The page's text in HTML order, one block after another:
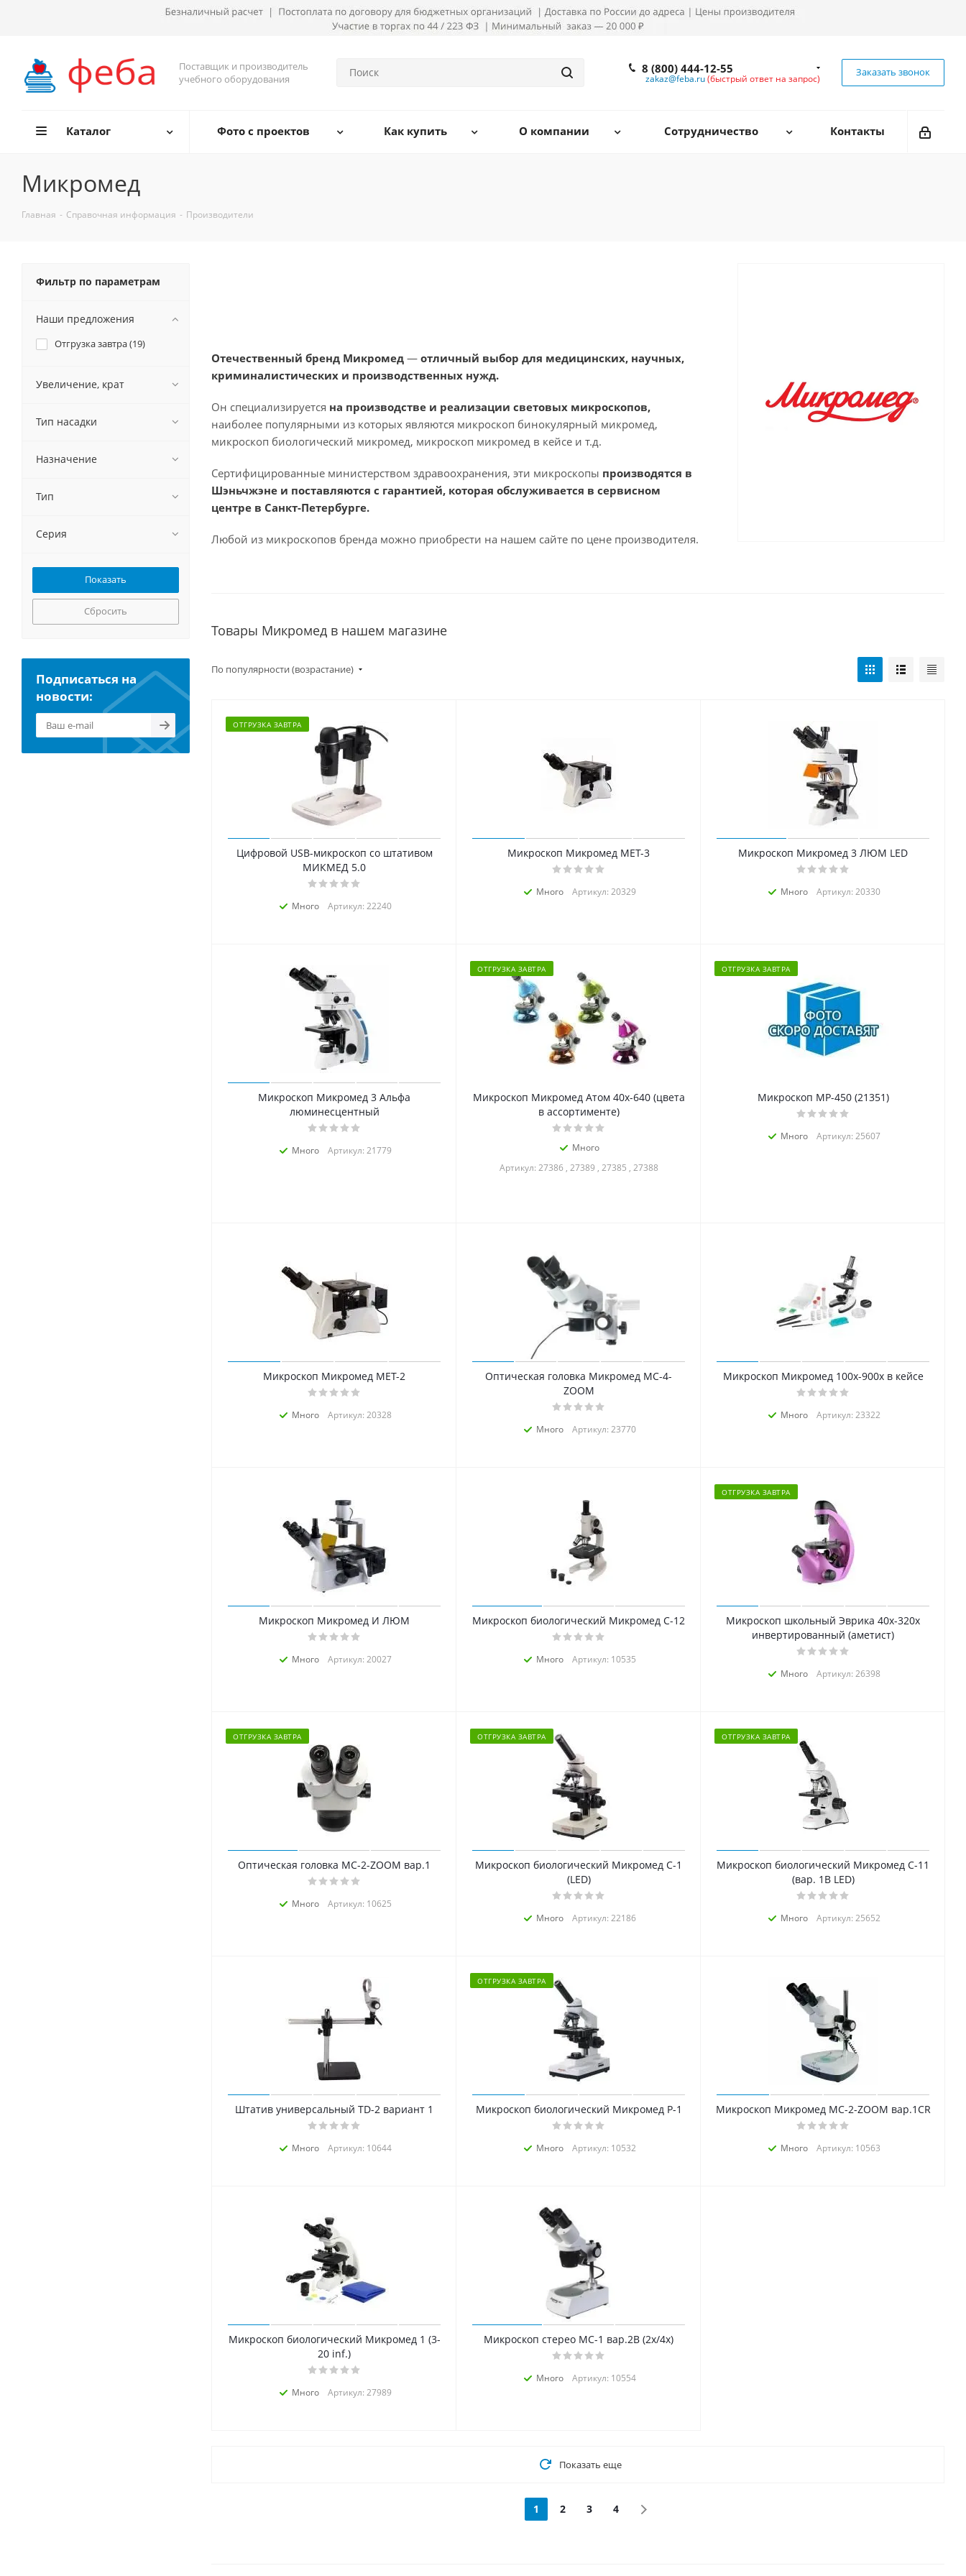
Поставщик и производитель
учебного оборудования
8 (800) 444-12-55
zakaz@feba.ru(быстрый ответ на запрос)
Заказать звонок
Каталог Фото с проектов Как купить О компании Сотрудничество Контакты
Микромед
Главная - Справочная информация - Производители
Отечественный бренд Микромед — отличный выбор для медицинских, научных,
криминалистических и производственных нужд.
Он специализируется на производстве и реализации световых микроскопов,
наиболее популярными из которых являются микроскоп бинокулярный микромед,
микроскоп биологический микромед, микроскоп микромед в кейсе и т.д.
Сертифицированные министерством здравоохранения, эти микроскопы производятся в
Шэньчжэне и поставляются с гарантией, которая обслуживается в сервисном
центре в Санкт-Петербурге.
Любой из микроскопов бренда можно приобрести на нашем сайте по цене производителя.
Товары Микромед в нашем магазине
По популярности (возрастание)
ОТГРУЗКА ЗАВТРА
Цифровой USB-микроскоп со штативом
МИКМЕД 5.0
Много Артикул: 22240
Микроскоп Микромед МЕТ-3
Много Артикул: 20329
Микроскоп Микромед 3 ЛЮМ LED
Много Артикул: 20330
Микроскоп Микромед 3 Альфа
люминесцентный
Много Артикул: 21779
ОТГРУЗКА ЗАВТРА
Микроскоп Микромед Атом 40x-640 (цвета
в ассортименте)
Много
Артикул: 27386 , 27389 , 27385 , 27388
ОТГРУЗКА ЗАВТРА
Микроскоп MP-450 (21351)
Много Артикул: 25607
Микроскоп Микромед МЕТ-2
Много Артикул: 20328
Оптическая головка Микромед МС-4-
ZOOM
Много Артикул: 23770
Микроскоп Микромед 100x-900x в кейсе
Много Артикул: 23322
Микроскоп Микромед И ЛЮМ
Много Артикул: 20027
Микроскоп биологический Микромед С-12
Много Артикул: 10535
ОТГРУЗКА ЗАВТРА
Микроскоп школьный Эврика 40х-320х
инвертированный (аметист)
Много Артикул: 26398
ОТГРУЗКА ЗАВТРА
Оптическая головка МС-2-ZOOM вар.1
Много Артикул: 10625
ОТГРУЗКА ЗАВТРА
Микроскоп биологический Микромед С-1
(LED)
Много Артикул: 22186
ОТГРУЗКА ЗАВТРА
Микроскоп биологический Микромед С-11
(вар. 1B LED)
Много Артикул: 25652
Штатив универсальный TD-2 вариант 1
Много Артикул: 10644
ОТГРУЗКА ЗАВТРА
Микроскоп биологический Микромед Р-1
Много Артикул: 10532
Микроскоп Микромед MC-2-ZOOM вар.1СR
Много Артикул: 10563
Микроскоп биологический Микромед 1 (3-
20 inf.)
Много Артикул: 27989
Микроскоп стерео МС-1 вар.2B (2х/4х)
Много Артикул: 10554
Показать еще
1 2 3 4
Фильтр по параметрам
Наши предложения
Отгрузка завтра (19)
Увеличение, крат
Тип насадки
Назначение
Тип
Серия
Сбросить
Подписаться на
новости: